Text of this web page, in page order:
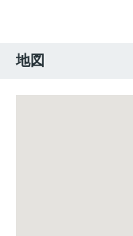
地図